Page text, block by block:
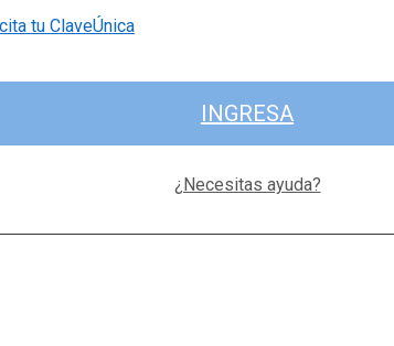
tu ClaveÚnica
INGRESA
¿Necesitas ayuda?